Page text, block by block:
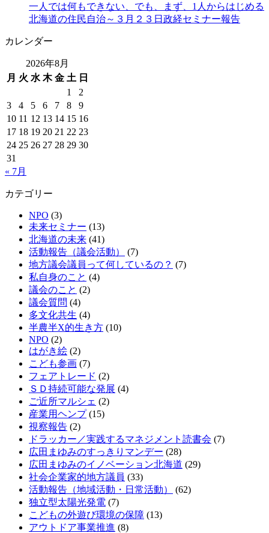
一人では何もできない、でも、まず、1人からはじめる
北海道の住民自治～３月２３日政経セミナー報告
カレンダー
2026年8月
月 火 水 木 金 土 日
1
2
3
4 5 6 7 8
9
10 11 12 13 14 15 16
17 18 19 20 21 22 23
24 25 26 27 28 29 30
31
« 7月
カテゴリー
NPO (3)
未来セミナー (13)
北海道の未来 (41)
活動報告（議会活動）
(7)
地方議会議員って何しているの？ (7)
私自身のこと (4)
議会のこと (2)
議会質問 (4)
多文化共生 (4)
半農半X的生き方 (10)
NPO (2)
はがき絵 (2)
こども参画 (7)
フェアトレード (2)
ＳＤ持続可能な発展 (4)
ご近所マルシェ (2)
産業用ヘンプ(15)
視察報告 (2)
ドラッカー／実践するマネジメント読書会 (7)
広田まゆみのすっきりマンデー (28)
広田まゆみのイノベーション北海道 (29)
社会企業家的地方議員 (33)
活動報告（地域活動・日常活動）
(62)
独立型太陽光発電 (7)
こどもの外遊び環境の保障 (13)
アウトドア事業推進 (8)